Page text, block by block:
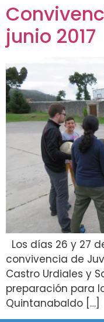
junio 2017
Los días 26 y 27
convivencia de
Castro Urdiales y
preparación para
Quintanabaldo […]